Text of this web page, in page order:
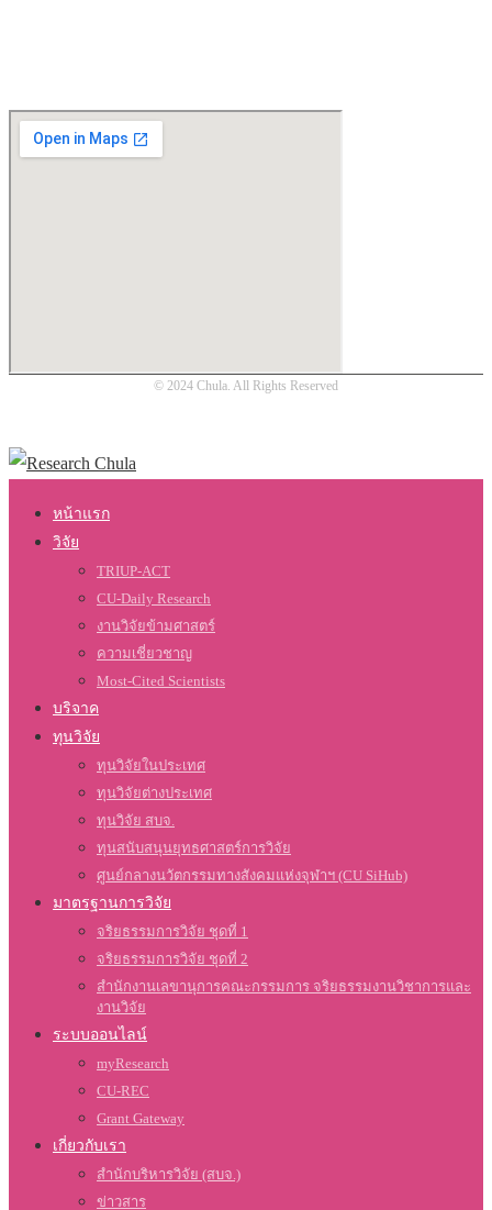
© 2024 Chula. All Rights Reserved
หน้าแรก
วิจัย
TRIUP-ACT
CU-Daily Research
งานวิจัยข้ามศาสตร์
ความเชี่ยวชาญ
Most-Cited Scientists
บริจาค
ทุนวิจัย
ทุนวิจัยในประเทศ
ทุนวิจัยต่างประเทศ
ทุนวิจัย สบจ.
ทุนสนับสนุนยุทธศาสตร์การวิจัย
ศูนย์กลางนวัตกรรมทางสังคมแห่งจุฬาฯ (CU SiHub)
มาตรฐานการวิจัย
จริยธรรมการวิจัย ชุดที่ 1
จริยธรรมการวิจัย ชุดที่ 2
สำนักงานเลขานุการคณะกรรมการ จริยธรรมงานวิชาการและ
งานวิจัย
ระบบออนไลน์
myResearch
CU-REC
Grant Gateway
เกี่ยวกับเรา
สำนักบริหารวิจัย (สบจ.)
ข่าวสาร